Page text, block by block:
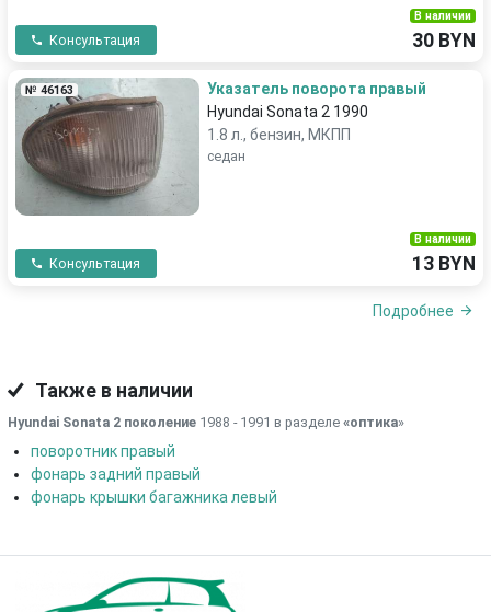
Консультация
В наличии
30 BYN
№ 46163
Указатель поворота правый
Hyundai Sonata 2 1990
1.8 л., бензин, МКПП
седан
Консультация
В наличии
13 BYN
Подробнее
Также в наличии
Hyundai Sonata 2 поколение 1988 - 1991 в разделе «оптика»
поворотник правый
фонарь задний правый
фонарь крышки багажника левый